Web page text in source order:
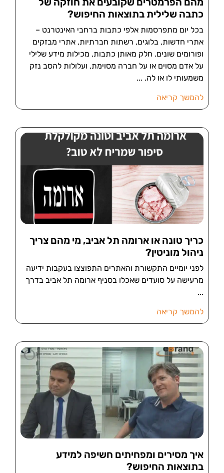
כתבה שלילית בתוצאות החיפוש?
בכל יום מתפרסמות אלפי כתבות ברחבי האינטרנט –
אתרי חדשות, בלוגים, רשתות חברתיות, אתרי מבזקים
ופורומים שונים. חלק מאותן כתבות, מכילות מידע שלילי
על אדם מסוים או על חברה מסוימת, ועלולות להסב נזק
משמעותי לו או לה.
להמשך קריאה
כריך טונה או ארומה תל אביב, מי מהם צריך
ניהול מוניטין?
לפני יומיים התקשורת והאתרים התפוצצו בעקבות ידיעה
מרעישה על סועדים שאכלו בסניף ארומה תל אביב בדרך
להמשך קריאה
איך מסירים ומפחיתים חשיפה למידע
בתוצאות החיפוש?